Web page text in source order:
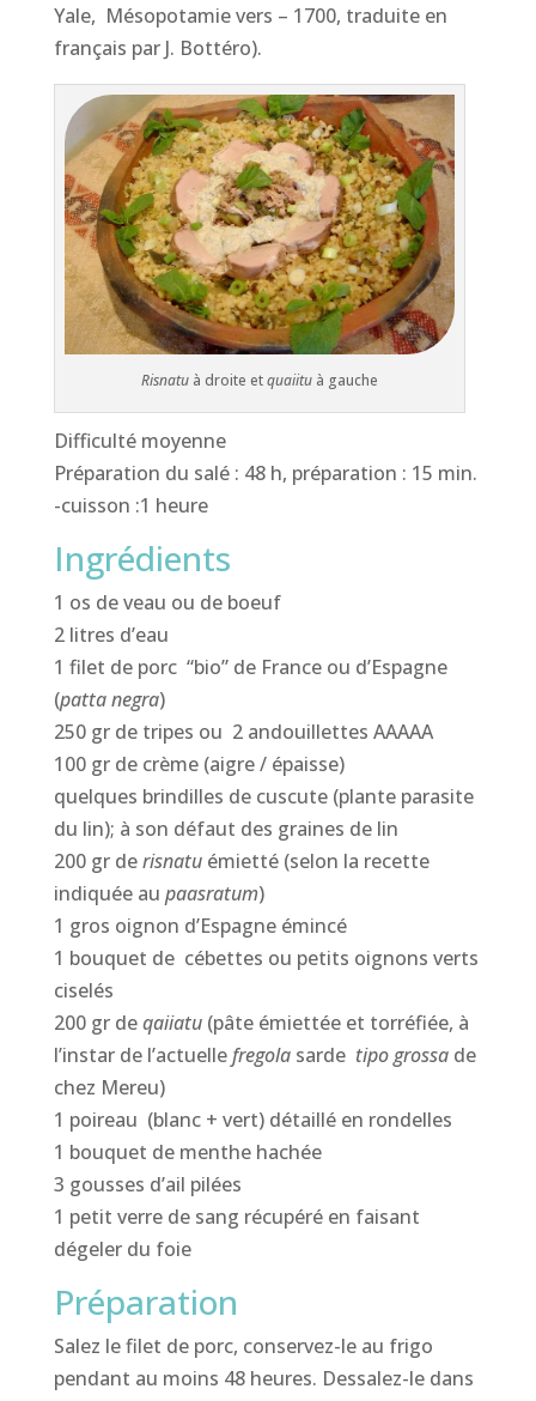
Yale, Mésopotamie vers – 1700, traduite en
français par J. Bottéro).
Risnatuà droite etquaiituà gauche
Difficulté moyenne
Préparation du salé : 48 h, préparation : 15 min.
-cuisson :1 heure
Ingrédients
1 os de veau ou de boeuf
2 litres d’eau
1 filet de porc “bio” de France ou d’Espagne
(patta negra)
250 gr de tripes ou 2 andouillettes AAAAA
100 gr de crème (aigre / épaisse)
quelques brindilles de cuscute (plante parasite
du lin); à son défaut des graines de lin
200 gr derisnatuémietté (selon la recette
indiquée au paasratum)
1 gros oignon d’Espagne émincé
1 bouquet de cébettes ou petits oignons verts
ciselés
200 gr deqaiiatu(pâte émiettée et torréfiée, à
l’instar de l’actuellefregolasarde tipo grossade
chez Mereu)
1 poireau (blanc + vert) détaillé en rondelles
1 bouquet de menthe hachée
3 gousses d’ail pilées
1 petit verre de sang récupéré en faisant
dégeler du foie
Préparation
Salez le filet de porc, conservez-le au frigo
pendant au moins 48 heures. Dessalez-le dans